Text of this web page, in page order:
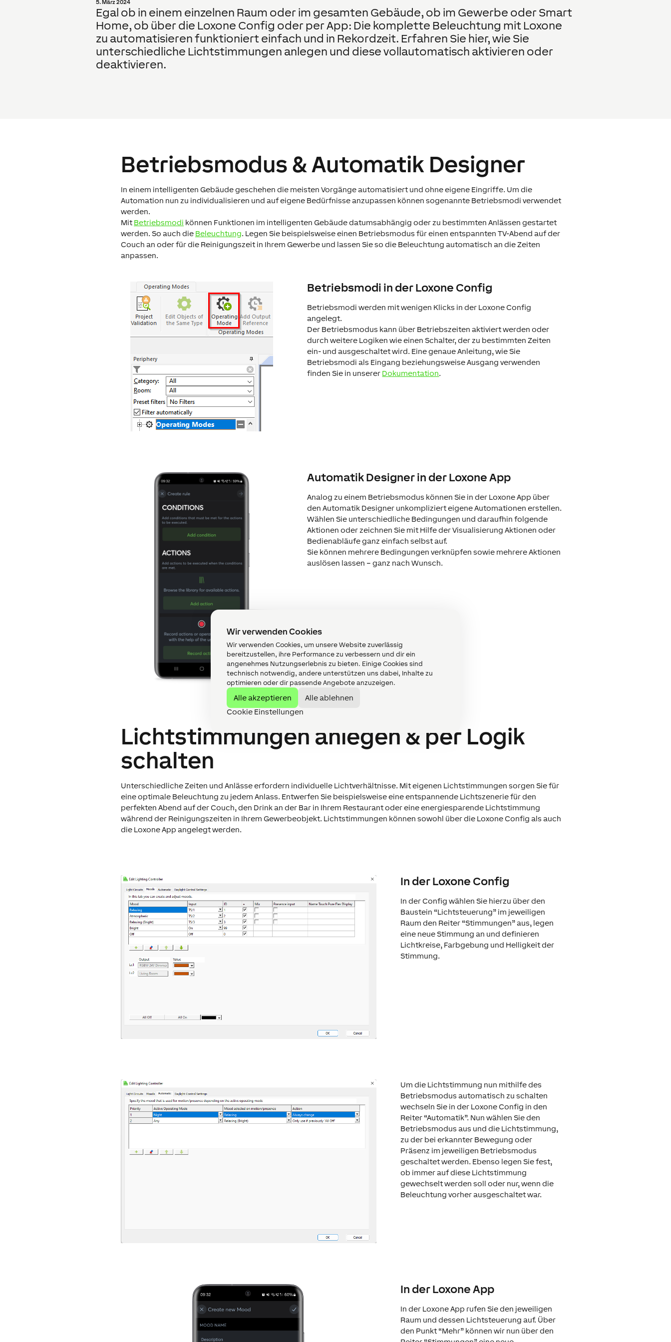
Wir verwenden Cookies
Wir verwenden Cookies, um unsere Website zuverlässig
bereitzustellen, ihre Performance zu verbessern und dir ein
angenehmes Nutzungserlebnis zu bieten. Einige Cookies sind
technisch notwendig, andere unterstützen uns dabei, Inhalte zu
optimieren oder dir passende Angebote anzuzeigen.
Alle akzeptieren
Alle ablehnen
Cookie Einstellungen
5. März 2024
Egal ob in einem einzelnen Raum oder im gesamten Gebäude, ob im Gewerbe oder Smart
Home, ob über die Loxone Config oder per App: Die komplette Beleuchtung mit Loxone
zu automatisieren funktioniert einfach und in Rekordzeit. Erfahren Sie hier, wie Sie
unterschiedliche Lichtstimmungen anlegen und diese vollautomatisch aktivieren oder
deaktivieren.
Betriebs­mo­dus & Automatik Designer
In einem intelligenten Gebäude geschehen die meisten Vorgänge automatisiert und ohne eigene Eingriffe. Um die
Automation nun zu individualisieren und auf eigene Bedürfnisse anzupassen können sogenannte Betriebsmodi verwendet
werden.
Mit Betriebsmodi können Funktionen im intelligenten Gebäude datumsabhängig oder zu bestimmten Anlässen gestartet
werden. So auch die Beleuchtung. Legen Sie beispielsweise einen Betriebsmodus für einen entspannten TV-Abend auf der
Couch an oder für die Reinigungszeit in Ihrem Gewerbe und lassen Sie so die Beleuchtung automatisch an die Zeiten
anpassen.
Betriebsmodi in der Loxone Config
Betriebsmodi werden mit wenigen Klicks in der Loxone Config
angelegt.
Der Betriebsmodus kann über Betriebszeiten aktiviert werden oder
durch weitere Logiken wie einen Schalter, der zu bestimmten Zeiten
ein- und ausgeschaltet wird. Eine genaue Anleitung, wie Sie
Betriebsmodi als Eingang beziehungsweise Ausgang verwenden
finden Sie in unserer Dokumentation.
Automatik Designer in der Loxone App
Analog zu einem Betriebsmodus können Sie in der Loxone App über
den Automatik Designer unkompliziert eigene Automationen erstellen.
Wählen Sie unterschiedliche Bedingungen und daraufhin folgende
Aktionen oder zeichnen Sie mit Hilfe der Visualisierung Aktionen oder
Bedienabläufe ganz einfach selbst auf.
Sie können mehrere Bedingungen verknüpfen sowie mehrere Aktionen
auslösen lassen – ganz nach Wunsch.
Lichtstim­mun­gen anlegen & per Logik
schalten
Unterschiedliche Zeiten und Anlässe erfordern individuelle Lichtverhältnisse. Mit eigenen Lichtstimmungen sorgen Sie für
eine optimale Beleuchtung zu jedem Anlass. Entwerfen Sie beispielsweise eine entspannende Lichtszenerie für den
perfekten Abend auf der Couch, den Drink an der Bar in Ihrem Restaurant oder eine energiesparende Lichtstimmung
während der Reinigungszeiten in Ihrem Gewerbeobjekt. Lichtstimmungen können sowohl über die Loxone Config als auch
die Loxone App angelegt werden.
In der Loxone Config
In der Config wählen Sie hierzu über den
Baustein “Lichtsteuerung” im jeweiligen
Raum den Reiter “Stimmungen” aus, legen
eine neue Stimmung an und definieren
Lichtkreise, Farbgebung und Helligkeit der
Stimmung.
Um die Lichtstimmung nun mithilfe des
Betriebsmodus automatisch zu schalten
wechseln Sie in der Loxone Config in den
Reiter “Automatik”. Nun wählen Sie den
Betriebsmodus aus und die Lichtstimmung,
zu der bei erkannter Bewegung oder
Präsenz im jeweiligen Betriebsmodus
geschaltet werden. Ebenso legen Sie fest,
ob immer auf diese Lichtstimmung
gewechselt werden soll oder nur, wenn die
Beleuchtung vorher ausgeschaltet war.
In der Loxone App
In der Loxone App rufen Sie den jeweiligen
Raum und dessen Lichtsteuerung auf. Über
den Punkt “Mehr” können wir nun über den